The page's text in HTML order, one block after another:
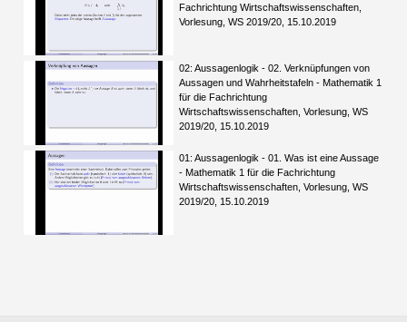
Fachrichtung Wirtschaftswissenschaften,
Vorlesung, WS 2019/20, 15.10.2019
02: Aussagenlogik - 02. Verknüpfungen von
Aussagen und Wahrheitstafeln - Mathematik 1
für die Fachrichtung
Wirtschaftswissenschaften, Vorlesung, WS
2019/20, 15.10.2019
01: Aussagenlogik - 01. Was ist eine Aussage
- Mathematik 1 für die Fachrichtung
Wirtschaftswissenschaften, Vorlesung, WS
2019/20, 15.10.2019